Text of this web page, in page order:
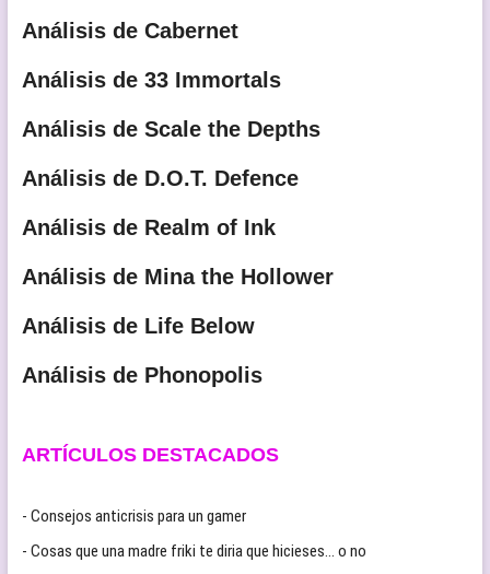
Análisis de Cabernet
Análisis de 33 Immortals
Análisis de Scale the Depths
Análisis de D.O.T. Defence
Análisis de Realm of Ink
Análisis de Mina the Hollower
Análisis de Life Below
Análisis de Phonopolis
ARTÍCULOS DESTACADOS
- Consejos anticrisis para un gamer
- Cosas que una madre friki te diria que hicieses… o no